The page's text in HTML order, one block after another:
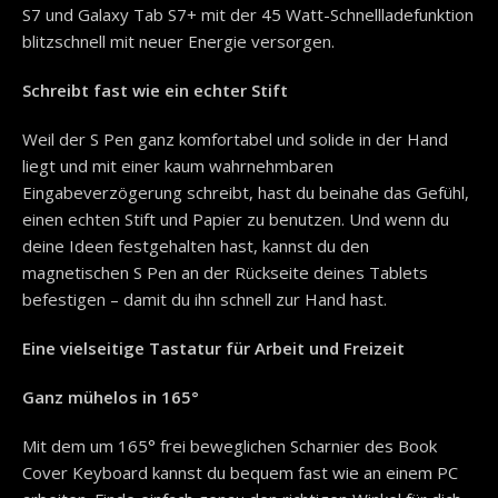
S7 und Galaxy Tab S7+ mit der 45 Watt-Schnellladefunktion
blitzschnell mit neuer Energie versorgen.
Schreibt fast wie ein echter Stift
Weil der S Pen ganz komfortabel und solide in der Hand
liegt und mit einer kaum wahrnehmbaren
Eingabeverzögerung schreibt, hast du beinahe das Gefühl,
einen echten Stift und Papier zu benutzen. Und wenn du
deine Ideen festgehalten hast, kannst du den
magnetischen S Pen an der Rückseite deines Tablets
befestigen – damit du ihn schnell zur Hand hast.
Eine vielseitige Tastatur für Arbeit und Freizeit
Ganz mühelos in 165°
Mit dem um 165° frei beweglichen Scharnier des Book
Cover Keyboard kannst du bequem fast wie an einem PC